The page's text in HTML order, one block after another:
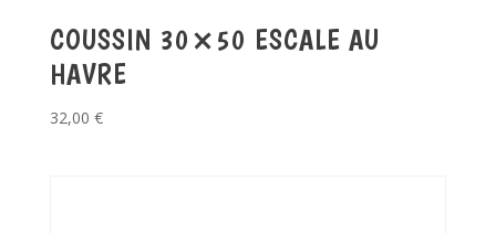
COUSSIN 30×50 ESCALE AU
HAVRE
32,00 €